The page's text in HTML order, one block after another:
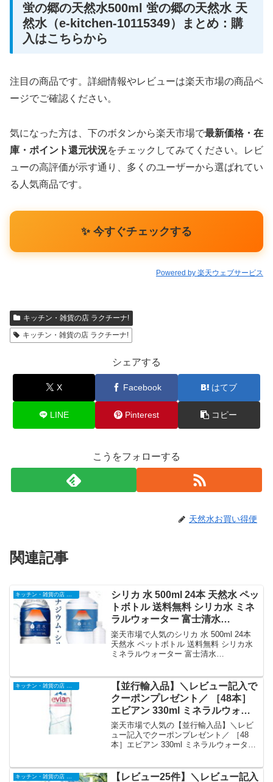
蛍の郷の天然水500ml 蛍の郷の天然水 天
然水（e-kitchen-10115349）まとめ：購
入はこちらから
注目の商品です。詳細情報やレビューは楽天市場の商品ペ
ージでご確認ください。
気になった方は、下のボタンから楽天市場で最新価格・在
庫・ポイント還元状況をチェックしてみてください。レビ
ューの高評価が示す通り、多くのユーザーから選ばれてい
る人気商品です。
✨ 今すぐチェックする
Powered by 楽天ウェブサービス
キッチン・雑貨の店 ラクチーナ!
キッチン・雑貨の店 ラクチーナ!
シェアする
X Facebook はてブ
LINE Pinterest コピー
こうをフォローする
天然水お買い得便
関連記事
キッチン・雑貨の店 ラクチーナ!
シリカ 水 500ml 24本 天然水 ペッ
トボトル 送料無料 シリカ水 ミネ
ラルウォーター 富士清水
JAPANWATER 飲料水 軟水 ウォ
ーター【D】【代引き不可】【夏
物フェアCP対象】｜価格・送
楽天市場で人気のシリカ 水 500ml 24本
天然水 ペットボトル 送料無料 シリカ水
ミネラルウォーター 富士清水
象】を徹底解説。キッチン・雑貨の店 ラ
クチーナ!から1,490円で販売中（送料込
み・ポイント1倍）。実ユーザーレビュー
0件・平均評価0の商品情報・購入方法ま
とめ。
【並行輸入品】＼レビュー記入で
クーポンプレゼント／ ［48本］
エビアン 330ml ミネラルウォー
ター evian 水 硬水 フレンチアル
プス 24本×2ケース ウォーター 並
行輸入品 ペットボトル 【代引不
まとめ
楽天市場で人気の【並行輸入品】＼レビ
ュー記入でクーポンプレゼント／ ［48
本］エビアン 330ml ミネラルウォーター
トル 【代引不可】を徹底解説。キッチ
キッチン・雑貨の店 ラクチーナ!
【レビュー25件】＼レビュー記入